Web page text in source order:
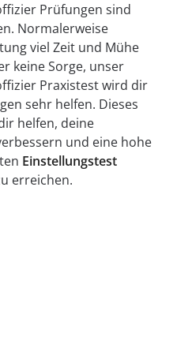
Prüfungen sind
Normalerweise
viel Zeit und Mühe
keine Sorge, unser
Praxistest wird dir
sehr helfen. Dieses
helfen, deine
und eine hohe
Einstellungstest
erreichen.